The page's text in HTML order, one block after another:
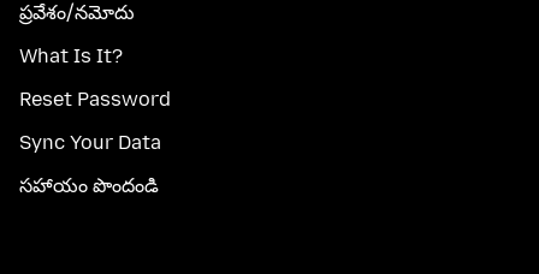
ప్రవేశం/నమోదు
What Is It?
Reset Password
Sync Your Data
సహాయం పొందండి